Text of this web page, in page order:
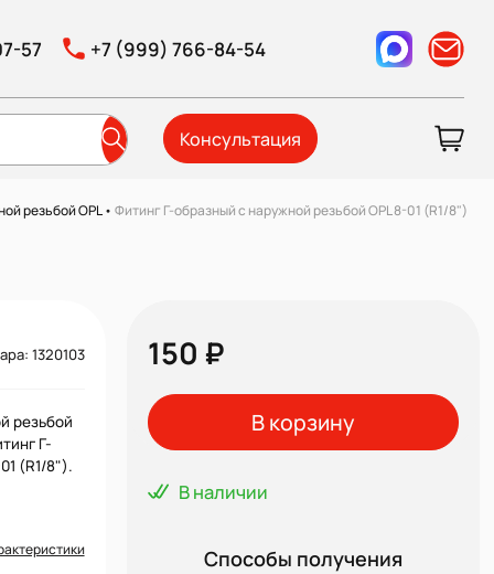
57 +7 (999) 766-84-54
Консультация
резьбой OPL •Фитинг Г-образный с наружной резьбой OPL 8-01 (R1/8")
1320103
резьбой
Г-
(R1/8").
150 ₽
В корзину
В наличии
Способы получения